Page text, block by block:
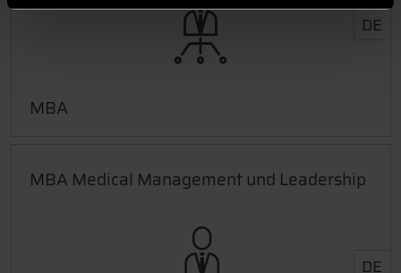
DE
MBA
MBA Medical Management und Leadership
DE